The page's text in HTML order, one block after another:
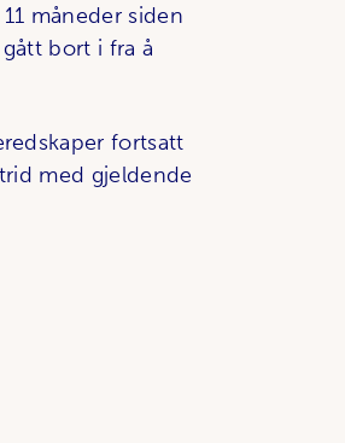
måneder siden
bort i fra å
fortsatt
med gjeldende